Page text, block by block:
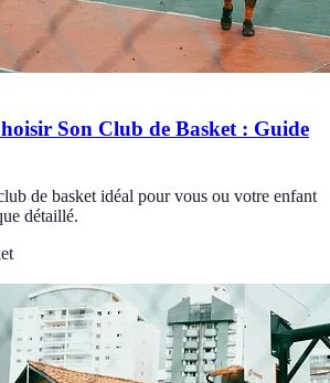
Son Club de Basket : Guide
de basket idéal pour vous ou votre enfant
détaillé.